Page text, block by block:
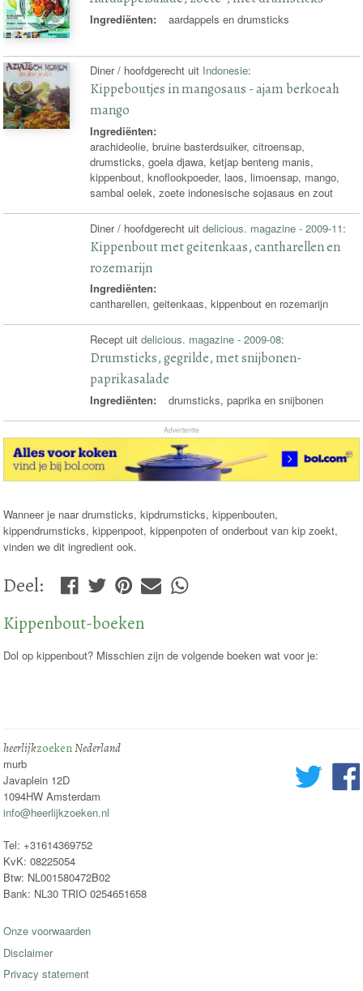
Ingrediënten: aardappels en drumsticks
Diner / hoofdgerecht uit Indonesie:
Kippeboutjes in mangosaus - ajam berkoeah
mango
Ingrediënten:
arachideolie, bruine basterdsuiker, citroensap,
drumsticks, goela djawa, ketjap benteng manis,
kippenbout, knoflookpoeder, laos, limoensap, mango,
sambal oelek, zoete indonesische sojasaus en zout
Diner / hoofdgerecht uitdelicious. magazine - 2009-11:
Kippenbout met geitenkaas, cantharellen en
rozemarijn
Ingrediënten:
cantharellen, geitenkaas, kippenbout en rozemarijn
Recept uitdelicious. magazine - 2009-08:
Drumsticks, gegrilde, met snijbonen-
paprikasalade
Ingrediënten: drumsticks, paprika en snijbonen
Advertentie
Wanneer je naar drumsticks, kipdrumsticks, kippenbouten,
kippendrumsticks, kippenpoot, kippenpoten of onderbout van kip zoekt,
vinden we dit ingredient ook.
Deel:
Kippenbout-boeken
Dol op kippenbout? Misschien zijn de volgende boeken wat voor je:
heerlijkzoekenNederland
murb
Javaplein 12D
1094HW Amsterdam
info@heerlijkzoeken.nl
Tel: +31614369752
KvK: 08225054
Btw: NL001580472B02
Bank: NL30 TRIO 0254651658
Onze voorwaarden
Disclaimer
Privacy statement